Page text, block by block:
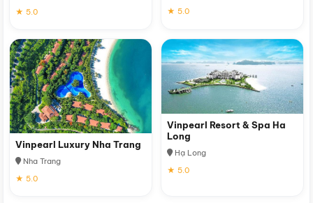
★ 5.0
★ 5.0
Vinpearl Luxury Nha Trang
Nha Trang
★ 5.0
Vinpearl Resort & Spa Ha
Long
Hạ Long
★ 5.0